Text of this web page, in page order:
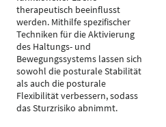
therapeutisch beeinflusst
werden. Mithilfe spezifischer
Techniken für die Aktivierung
des Haltungs- und
Bewegungssystems lassen sich
sowohl die posturale Stabilität
als auch die posturale
Flexibilität verbessern, sodass
das Sturzrisiko abnimmt.